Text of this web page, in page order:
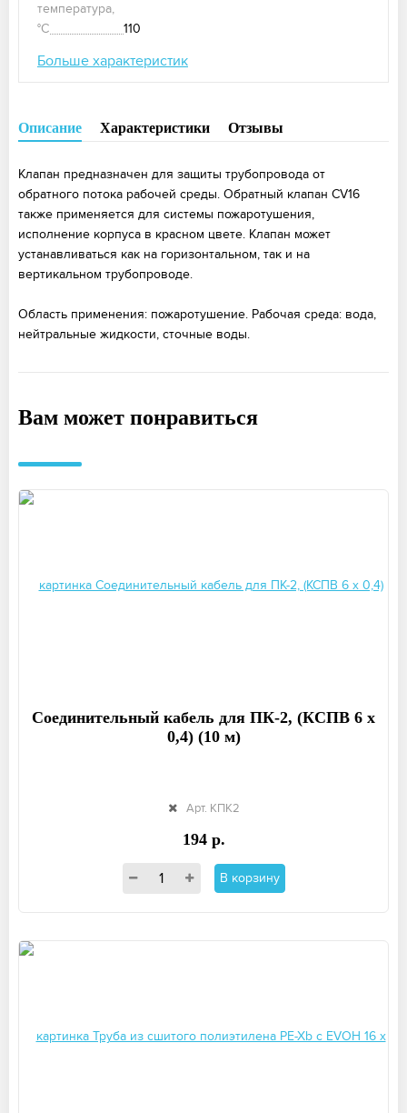
температура,
°С
110
Больше характеристик
Описание Характеристики Отзывы
Клапан предназначен для защиты трубопровода от
обратного потока рабочей среды. Обратный клапан CV16
также применяется для системы пожаротушения,
исполнение корпуса в красном цвете. Клапан может
устанавливаться как на горизонтальном, так и на
вертикальном трубопроводе.
Область применения: пожаротушение. Рабочая среда: вода,
нейтральные жидкости, сточные воды.
Вам может понравиться
Соединительный кабель для ПК-2, (КСПВ 6 х
0,4) (10 м)
Арт. КПК2
194 р.
В корзину